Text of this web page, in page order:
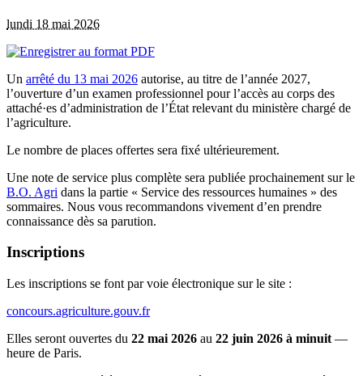
lundi 18 mai 2026
Un arrêté du 13 mai 2026 autorise, au titre de l’année 2027,
l’ouverture d’un examen professionnel pour l’accès au corps des
attaché·es d’administration de l’État relevant du ministère chargé de
l’agriculture.
Le nombre de places offertes sera fixé ultérieurement.
Une note de service plus complète sera publiée prochainement sur le
B.O. Agri dans la partie « Service des ressources humaines » des
sommaires. Nous vous recommandons vivement d’en prendre
connaissance dès sa parution.
Inscriptions
Les inscriptions se font par voie électronique sur le site :
concours.agriculture.gouv.fr
Elles seront ouvertes du 22 mai 2026 au 22 juin 2026 à minuit —
heure de Paris.